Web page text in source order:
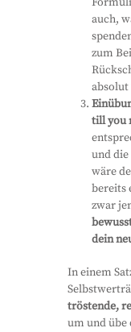
auch,
zum
absolut
till you
und die
wäre
bereits
zwar
dein
In einem
tröstende,
um und übe